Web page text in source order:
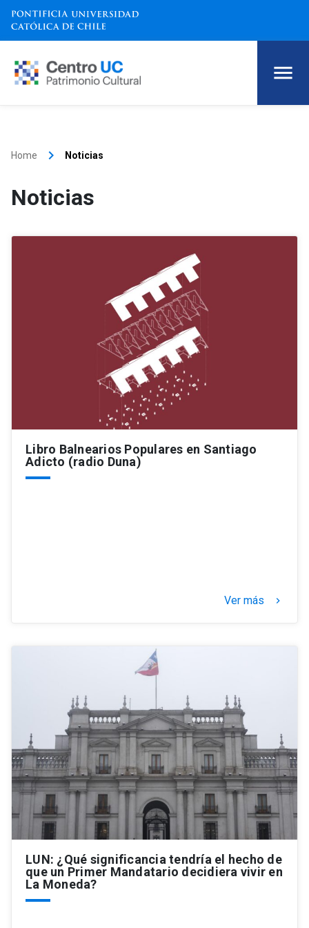
Home keyboard_arrow_right Noticias
Noticias
Libro Balnearios Populares en Santiago
Adicto (radio Duna)
Ver más keyboard_arrow_right
LUN: ¿Qué significancia tendría el hecho de
que un Primer Mandatario decidiera vivir en
La Moneda?